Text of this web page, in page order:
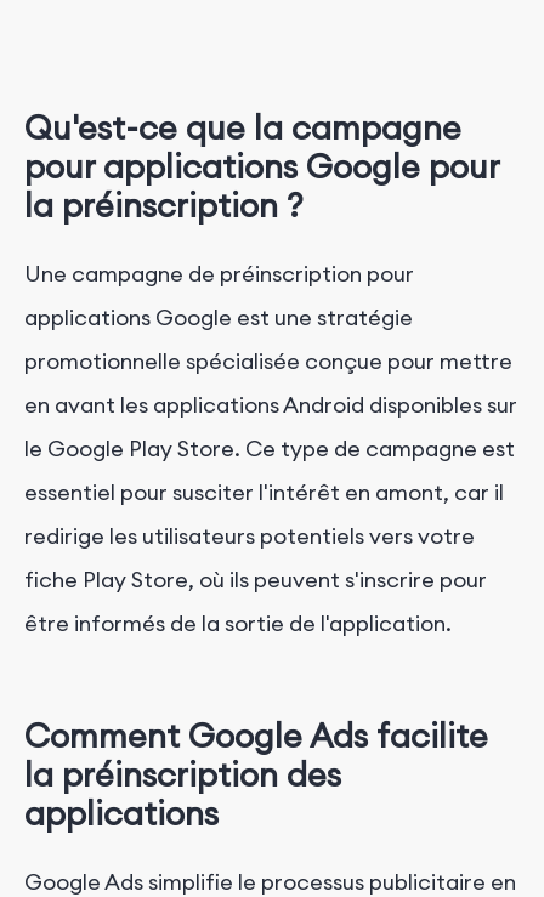
Qu'est-ce que la campagne
pour applications Google pour
la préinscription ?
Une campagne de préinscription pour
applications Google est une stratégie
promotionnelle spécialisée conçue pour mettre
en avant les applications Android disponibles sur
le Google Play Store. Ce type de campagne est
essentiel pour susciter l'intérêt en amont, car il
redirige les utilisateurs potentiels vers votre
fiche Play Store, où ils peuvent s'inscrire pour
être informés de la sortie de l'application.
Comment Google Ads facilite
la préinscription des
applications
Google Ads simplifie le processus publicitaire en